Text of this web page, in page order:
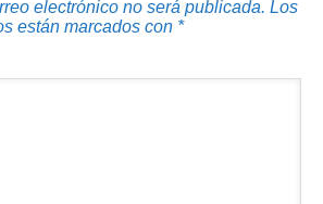
electrónico no será publicada. Los
están marcados con *